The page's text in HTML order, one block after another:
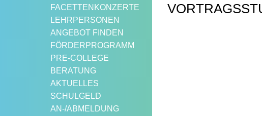
FACETTENKONZERTE
LEHRPERSONEN
ANGEBOT FINDEN
FÖRDERPROGRAMM
PRE-COLLEGE
BERATUNG
AKTUELLES
SCHULGELD
AN-/ABMELDUNG